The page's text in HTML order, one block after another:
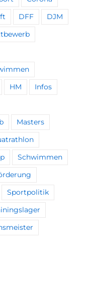
DFF DJM
HM Infos
Masters
Schwimmen
Sportpolitik